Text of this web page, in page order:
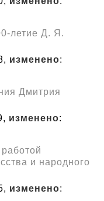
летие Д. Я.
изменено:
Дмитрия
изменено:
и народного
изменено: